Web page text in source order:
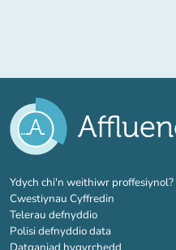
Ydych chi'n weithiwr proffesiynol?
Cwestiynau Cyffredin
Telerau defnyddio
Polisi defnyddio data